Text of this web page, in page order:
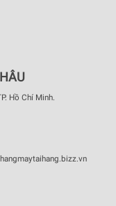
Hồ Chí Minh.